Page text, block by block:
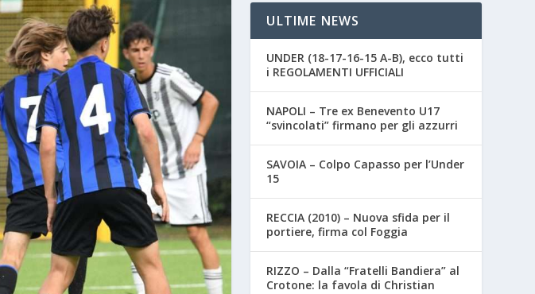
ULTIME NEWS
UNDER (18-17-16-15 A-B), ecco tutti
i REGOLAMENTI UFFICIALI
NAPOLI – Tre ex Benevento U17
“svincolati” firmano per gli azzurri
SAVOIA – Colpo Capasso per l’Under
15
RECCIA (2010) – Nuova sfida per il
portiere, firma col Foggia
RIZZO – Dalla “Fratelli Bandiera” al
Crotone: la favola di Christian